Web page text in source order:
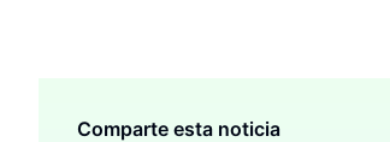
Comparte esta noticia